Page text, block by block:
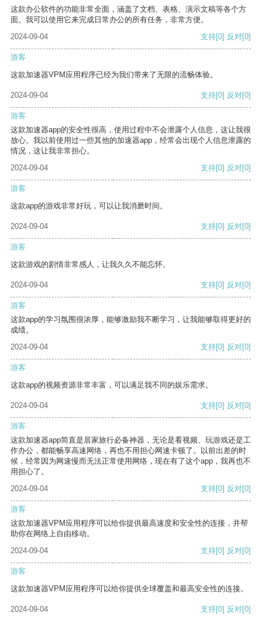
这款办公软件的功能非常全面，涵盖了文档、表格、演示文稿等各个方
面。我可以使用它来完成日常办公的所有任务，非常方便。
2024-09-04
支持[0] 反对[0]
游客
这款加速器VPM应用程序已经为我们带来了无限的流畅体验。
2024-09-04 支持[0] 反对[0]
游客
这款加速器app的安全性很高，使用过程中不会泄露个人信息，这让我很
放心。我以前使用过一些其他的加速器app，经常会出现个人信息泄露的
情况，这让我非常担心。
2024-09-04
支持[0] 反对[0]
游客
这款app的游戏非常好玩，可以让我消磨时间。
2024-09-04 支持[0] 反对[0]
游客
这款游戏的剧情非常感人，让我久久不能忘怀。
2024-09-04 支持[0] 反对[0]
游客
这款app的学习氛围很浓厚，能够激励我不断学习，让我能够取得更好的
成绩。
2024-09-04
支持[0] 反对[0]
游客
这款app的视频资源非常丰富，可以满足我不同的娱乐需求。
2024-09-04 支持[0] 反对[0]
游客
这款加速器app简直是居家旅行必备神器，无论是看视频、玩游戏还是工
作办公，都能畅享高速网络，再也不用担心网速卡顿了。以前出差的时
候，经常因为网速慢而无法正常使用网络，现在有了这个app，我再也不
用担心了。
2024-09-04
支持[0] 反对[0]
游客
这款加速器VPM应用程序可以给你提供最高速度和安全性的连接，并帮
助你在网络上自由移动。
2024-09-04
支持[0] 反对[0]
游客
这款加速器VPM应用程序可以给你提供全球覆盖和最高安全性的连接。
2024-09-04 支持[0] 反对[0]